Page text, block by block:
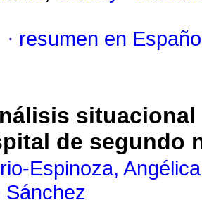
· resumen en
situacional
de segundo
Espinoza, Angélica
Sánchez